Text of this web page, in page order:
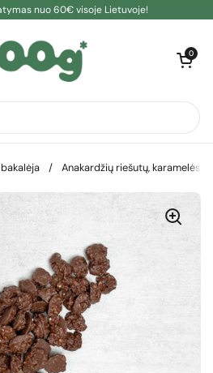
nuo 60€ visoje Lietuvoje!
Atidaryti
0
/ Anakardžių riešutų, karamelės